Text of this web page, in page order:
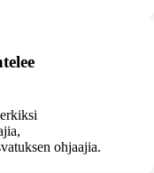
ohjaajia.